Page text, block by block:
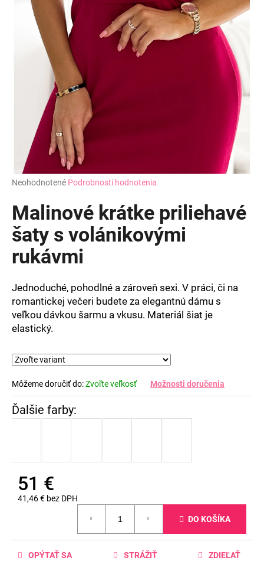
Priemerné
produktu
je
0,0
z
hviezdičiek.
Neohodnotené Podrobnosti hodnotenia
Malinové krátke priliehavé
šaty s volánikovými
rukávmi
Jednoduché, pohodlné a zároveň sexi. V práci, či na
romantickej večeri budete za elegantnú dámu s
veľkou dávkou šarmu a vkusu. Materiál šiat je
elastický.
Môžeme doručiť do:Zvoľte veľkosť Možnosti doručenia
51 €
41,46 € bez DPH
DO KOŠÍKA
OPÝTAŤ SA STRÁŽIŤ ZDIEĽAŤ